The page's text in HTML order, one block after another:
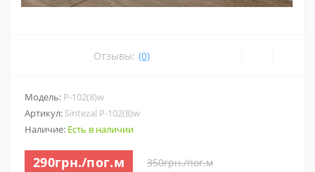
Отзывы: (0)
Модель: P-102(8)w
Артикул: Sintezal P-102(8)w
Наличие: Есть в наличии
290грн./пог.м 350грн./пог.м